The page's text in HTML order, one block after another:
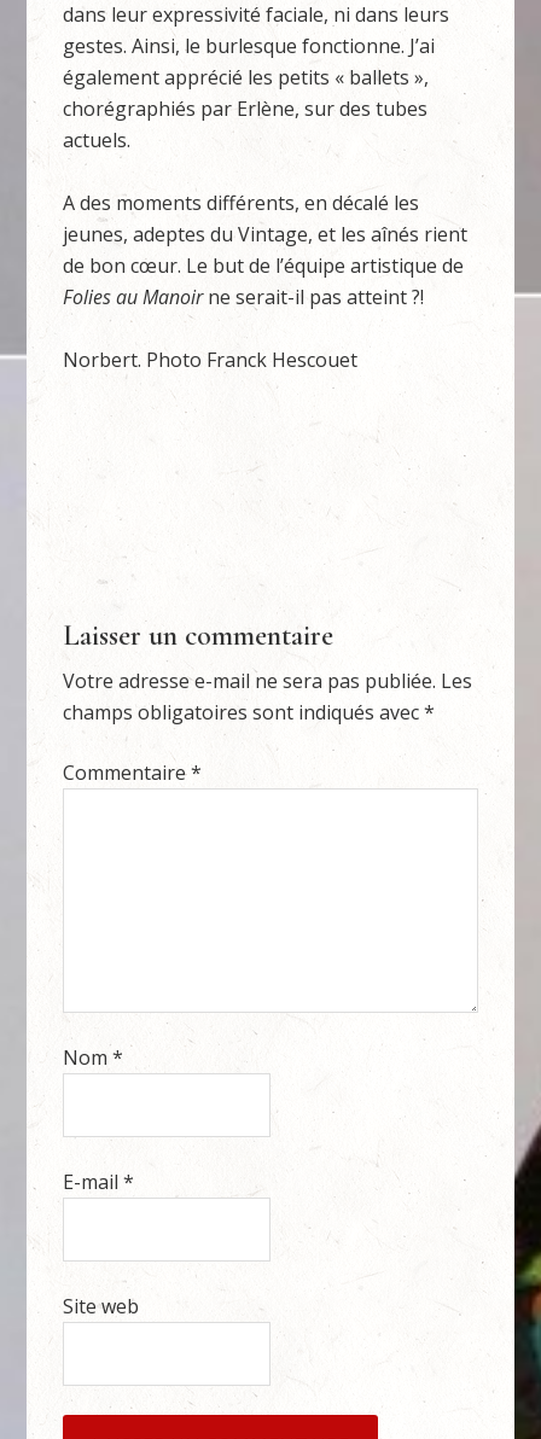
dans leur expressivité faciale, ni dans leurs
gestes. Ainsi, le burlesque fonctionne. J’ai
également apprécié les petits « ballets »,
chorégraphiés par Erlène, sur des tubes
actuels.
A des moments différents, en décalé les
jeunes, adeptes du Vintage, et les aînés rient
de bon cœur. Le but de l’équipe artistique de
Folies au Manoirne serait-il pas atteint ?!
Norbert. Photo Franck Hescouet
Laisser un commentaire
Votre adresse e-mail ne sera pas publiée. Les
champs obligatoires sont indiqués avec*
Commentaire*
Nom*
E-mail*
Site web